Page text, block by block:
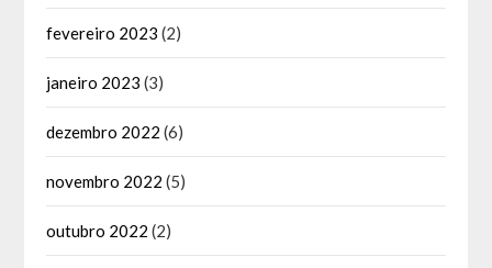
fevereiro 2023 (2)
janeiro 2023 (3)
dezembro 2022 (6)
novembro 2022 (5)
outubro 2022 (2)